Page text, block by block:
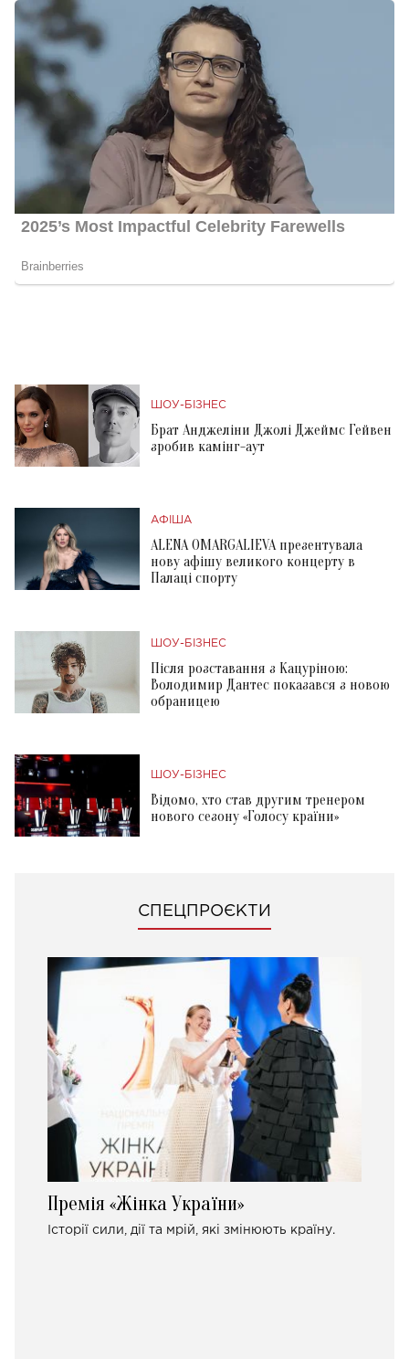
ШОУ-БІЗНЕС
Брат Анджеліни Джолі Джеймс Гейвен
зробив камінг-аут
АФІША
ALENA OMARGALIEVA презентувала
нову афішу великого концерту в
Палаці спорту
ШОУ-БІЗНЕС
Після розставання з Кацуріною:
Володимир Дантес показався з новою
обраницею
ШОУ-БІЗНЕС
Відомо, хто став другим тренером
нового сезону «Голосу країни»
СПЕЦПРОЄКТИ
Премія «Жінка України»
Історії сили, дії та мрій, які змінюють країну.